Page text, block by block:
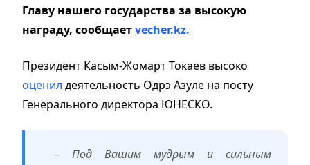
Главу нашего государства за высокую
награду, сообщаетvecher.kz.
Президент Касым-Жомарт Токаев высоко
оценил деятельность Одрэ Азуле на посту
Генерального директора ЮНЕСКО.
– Под Вашим мудрым и сильным